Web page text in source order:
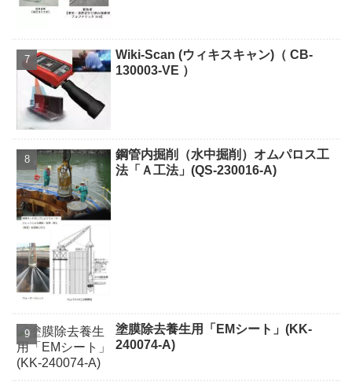
Wiki-Scan (ウィキスキャン)（ CB-
130003-VE ）
鋼管内掘削（水中掘削）オムパロス工
法「Ａ工法」(QS-230016-A)
塗膜除去養生用「EMシート」(KK-
240074-A)